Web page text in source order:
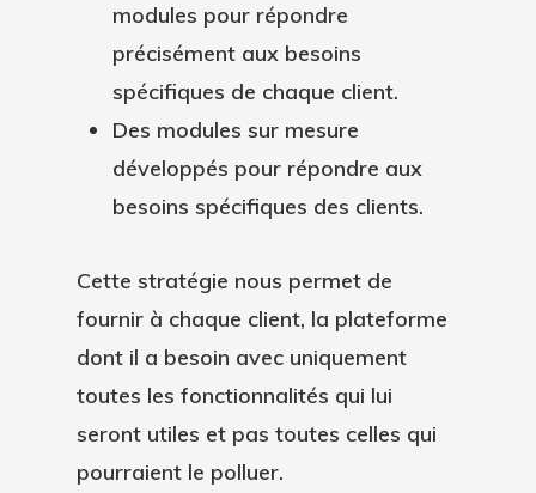
modules pour répondre
précisément aux besoins
spécifiques de chaque client.
Des modules sur mesure
développés pour répondre aux
besoins spécifiques des clients.
Cette stratégie nous permet de
fournir à chaque client, la plateforme
dont il a besoin avec uniquement
toutes les fonctionnalités qui lui
seront utiles et pas toutes celles qui
pourraient le polluer.